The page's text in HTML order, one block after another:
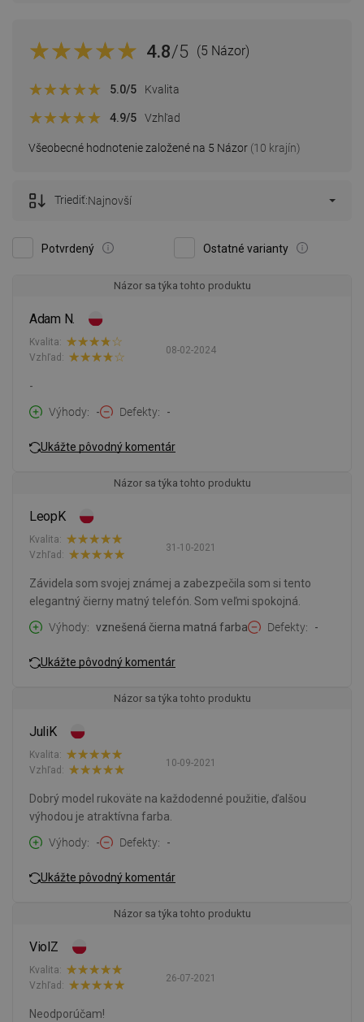
4.8/5 (5 Názor)
Všeobecné hodnotenie založené na 5 Názor (10 krajín)
5.0/5 Kvalita
4.9/5 Vzhľad
Potvrdený Ostatné varianty
Triediť:Najnovší
Názor sa týka tohto produktu
Adam N.
08-02-2024
Kvalita:
Vzhľad:
-
Výhody
- Defekty -
Ukážte pôvodný komentár
Názor sa týka tohto produktu
LeopK
31-10-2021
Kvalita:
Vzhľad:
Závidela som svojej známej a zabezpečila som si tento
elegantný čierny matný telefón. Som veľmi spokojná.
Výhody
vznešená čierna matná farba Defekty -
Ukážte pôvodný komentár
Názor sa týka tohto produktu
JuliK
10-09-2021
Kvalita:
Vzhľad:
Dobrý model rukoväte na každodenné použitie, ďalšou
výhodou je atraktívna farba.
Výhody
- Defekty -
Ukážte pôvodný komentár
Názor sa týka tohto produktu
ViolZ
26-07-2021
Kvalita:
Vzhľad:
Neodporúčam!